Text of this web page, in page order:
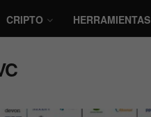
CRIPTO HERRAMIENTAS